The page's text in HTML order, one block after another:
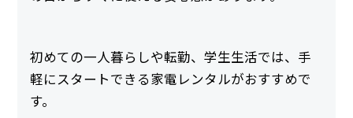
初めての一人暮らしや転勤、学生生活では、手
軽にスタートできる家電レンタルがおすすめで
す。